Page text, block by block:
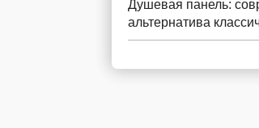
Душевая панель:
альтернатива